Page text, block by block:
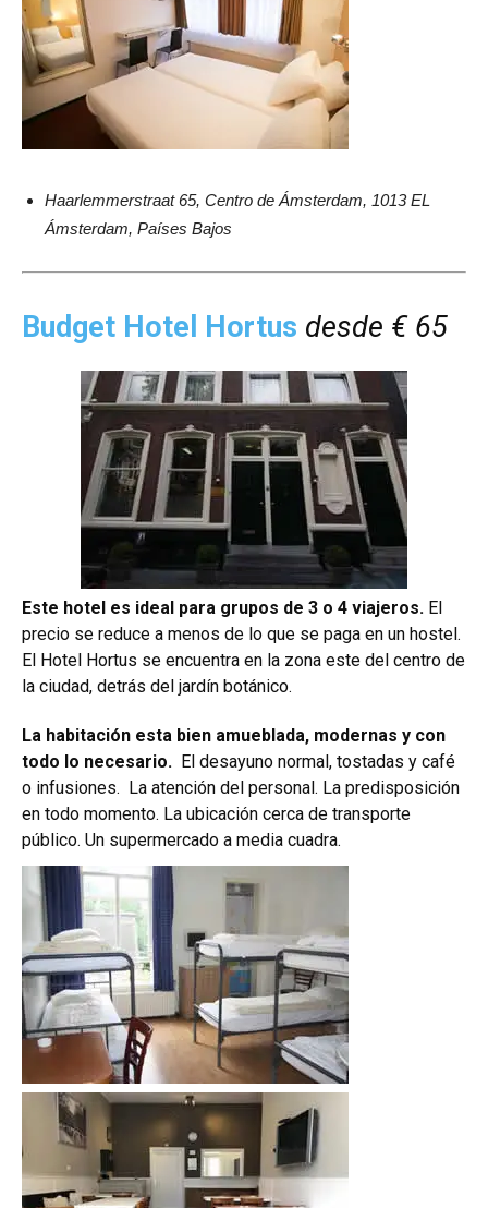
Haarlemmerstraat 65, Centro de Ámsterdam, 1013 EL
Ámsterdam, Países Bajos
Budget Hotel Hortus desde € 65
Este hotel es ideal para grupos de 3 o 4 viajeros. El
precio se reduce a menos de lo que se paga en un hostel.
El Hotel Hortus se encuentra en la zona este del centro de
la ciudad, detrás del jardín botánico.
La habitación esta bien amueblada, modernas y con
todo lo necesario. El desayuno normal, tostadas y café
o infusiones. La atención del personal. La predisposición
en todo momento. La ubicación cerca de transporte
público. Un supermercado a media cuadra.